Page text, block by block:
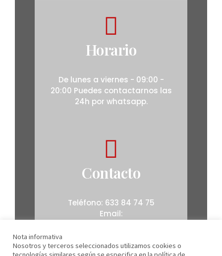
Horario
De lunes a viernes - 09:00 -
20:00 Puedes contactarnos las
24h por whatsapp.
Contacto
Teléfono: 633 84 74 75
Email:
Nota informativa
Nosotros y terceros seleccionados utilizamos cookies o